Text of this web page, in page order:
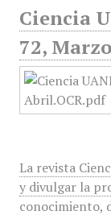
Ciencia
72,
La revista
y divulgar la
conocimiento,